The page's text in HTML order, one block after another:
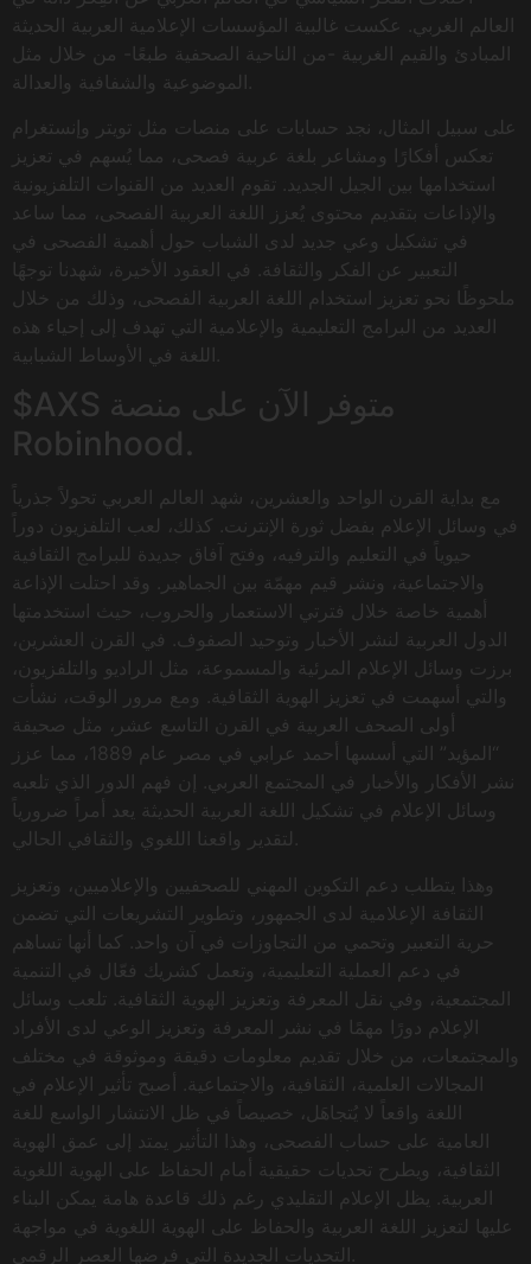
العالم الغربي. عكست غالبية المؤسسات الإعلامية العربية الحديثة
المبادئ والقيم الغربية -من الناحية الصحفية طبعًا- من خلال مثل
على سبيل المثال، نجد حسابات على منصات مثل تويتر وإنستغرام
تعكس أفكارًا ومشاعر بلغة عربية فصحى، مما يُسهم في تعزيز
استخدامها بين الجيل الجديد. تقوم العديد من القنوات التلفزيونية
والإذاعات بتقديم محتوى يُعزز اللغة العربية الفصحى، مما ساعد
في تشكيل وعي جديد لدى الشباب حول أهمية الفصحى في
التعبير عن الفكر والثقافة. في العقود الأخيرة، شهدنا توجهًا
ملحوظًا نحو تعزيز استخدام اللغة العربية الفصحى، وذلك من خلال
العديد من البرامج التعليمية والإعلامية التي تهدف إلى إحياء هذه
$AXS متوفر الآن على منصة
Robinhood.
مع بداية القرن الواحد والعشرين، شهد العالم العربي تحولاً جذرياً
في وسائل الإعلام بفضل ثورة الإنترنت. كذلك، لعب التلفزيون دوراً
حيوياً في التعليم والترفيه، وفتح آفاق جديدة للبرامج الثقافية
والاجتماعية، ونشر قيم مهمّة بين الجماهير. وقد احتلت الإذاعة
أهمية خاصة خلال فترتي الاستعمار والحروب، حيث استخدمتها
الدول العربية لنشر الأخبار وتوحيد الصفوف. في القرن العشرين،
برزت وسائل الإعلام المرئية والمسموعة، مثل الراديو والتلفزيون،
والتي أسهمت في تعزيز الهوية الثقافية. ومع مرور الوقت، نشأت
أولى الصحف العربية في القرن التاسع عشر، مثل صحيفة
“المؤيد” التي أسسها أحمد عرابي في مصر عام 1889، مما عزز
نشر الأفكار والأخبار في المجتمع العربي. إن فهم الدور الذي تلعبه
وسائل الإعلام في تشكيل اللغة العربية الحديثة يعد أمراً ضرورياً
وهذا يتطلب دعم التكوين المهني للصحفيين والإعلاميين، وتعزيز
الثقافة الإعلامية لدى الجمهور، وتطوير التشريعات التي تضمن
حرية التعبير وتحمي من التجاوزات في آن واحد. كما أنها تساهم
في دعم العملية التعليمية، وتعمل كشريك فعّال في التنمية
المجتمعية، وفي نقل المعرفة وتعزيز الهوية الثقافية. تلعب وسائل
الإعلام دورًا مهمًا في نشر المعرفة وتعزيز الوعي لدى الأفراد
والمجتمعات، من خلال تقديم معلومات دقيقة وموثوقة في مختلف
المجالات العلمية، الثقافية، والاجتماعية. أصبح تأثير الإعلام في
اللغة واقعاً لا يُتجاهَل، خصيصاً في ظل الانتشار الواسع للغة
العامية على حساب الفصحى، وهذا التأثير يمتد إلى عمق الهوية
الثقافية، ويطرح تحديات حقيقية أمام الحفاظ على الهوية اللغوية
العربية. يظل الإعلام التقليدي رغم ذلك قاعدة هامة يمكن البناء
عليها لتعزيز اللغة العربية والحفاظ على الهوية اللغوية في مواجهة